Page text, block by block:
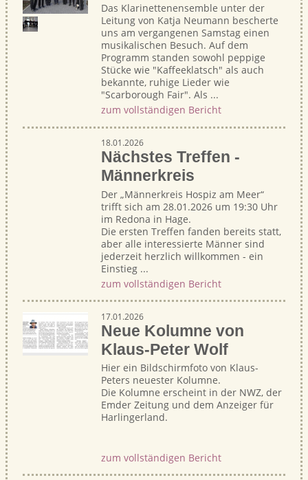
Das Klarinettenensemble unter der
Leitung von Katja Neumann bescherte
uns am vergangenen Samstag einen
musikalischen Besuch. Auf dem
Programm standen sowohl peppige
Stücke wie "Kaffeeklatsch" als auch
bekannte, ruhige Lieder wie
"Scarborough Fair". Als ...
zum vollständigen Bericht
18.01.2026
Nächstes Treffen -
Männerkreis
Der „Männerkreis Hospiz am Meer“
trifft sich am 28.01.2026 um 19:30 Uhr
im Redona in Hage.
Die ersten Treffen fanden bereits statt,
aber alle interessierte Männer sind
jederzeit herzlich willkommen - ein
Einstieg ...
zum vollständigen Bericht
17.01.2026
Neue Kolumne von
Klaus-Peter Wolf
Hier ein Bildschirmfoto von Klaus-
Peters neuester Kolumne.
Die Kolumne erscheint in der NWZ, der
Emder Zeitung und dem Anzeiger für
Harlingerland.
zum vollständigen Bericht